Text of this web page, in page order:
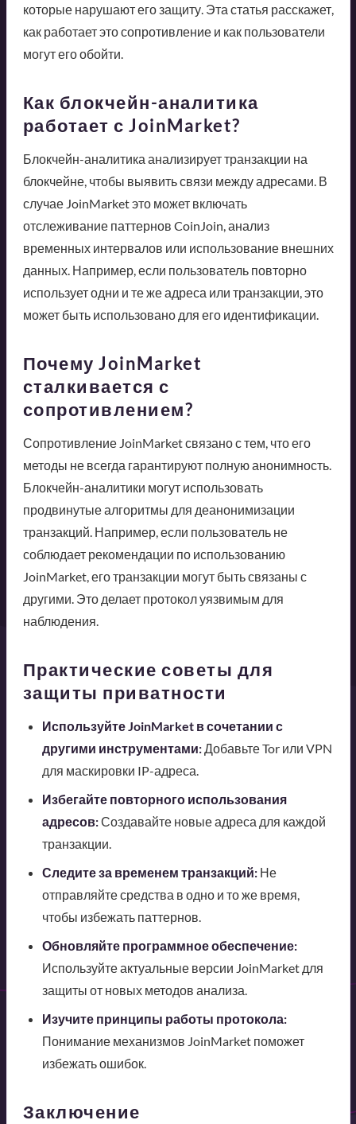
которые нарушают его защиту. Эта статья расскажет,
как работает это сопротивление и как пользователи
могут его обойти.
Как блокчейн-аналитика
работает с JoinMarket?
Блокчейн-аналитика анализирует транзакции на
блокчейне, чтобы выявить связи между адресами. В
случае JoinMarket это может включать
отслеживание паттернов CoinJoin, анализ
временных интервалов или использование внешних
данных. Например, если пользователь повторно
использует одни и те же адреса или транзакции, это
может быть использовано для его идентификации.
Почему JoinMarket
сталкивается с
сопротивлением?
Сопротивление JoinMarket связано с тем, что его
методы не всегда гарантируют полную анонимность.
Блокчейн-аналитики могут использовать
продвинутые алгоритмы для деанонимизации
транзакций. Например, если пользователь не
соблюдает рекомендации по использованию
JoinMarket, его транзакции могут быть связаны с
другими. Это делает протокол уязвимым для
наблюдения.
Практические советы для
защиты приватности
Используйте JoinMarket в сочетании с
другими инструментами:Добавьте Tor или VPN
для маскировки IP-адреса.
Избегайте повторного использования
адресов:Создавайте новые адреса для каждой
транзакции.
Следите за временем транзакций:Не
отправляйте средства в одно и то же время,
чтобы избежать паттернов.
Обновляйте программное обеспечение:
Используйте актуальные версии JoinMarket для
защиты от новых методов анализа.
Изучите принципы работы протокола:
Понимание механизмов JoinMarket поможет
избежать ошибок.
Заключение